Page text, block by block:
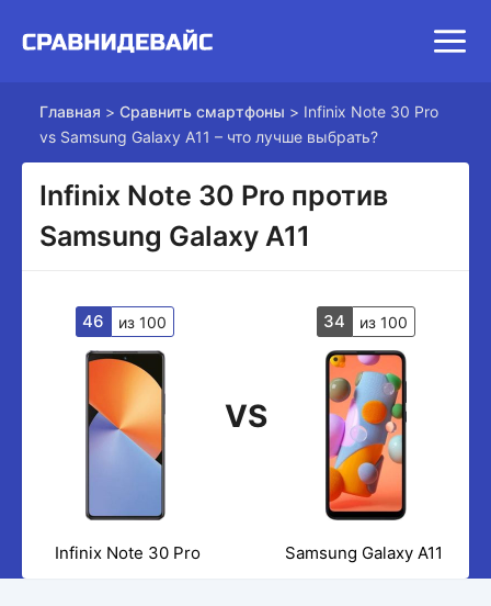
Главная > Сравнить смартфоны > Infinix Note 30 Pro
vs Samsung Galaxy A11 – что лучше выбрать?
Infinix Note 30 Pro против
Samsung Galaxy A11
46 из 100
VS
34 из 100
Infinix Note 30 Pro Samsung Galaxy A11